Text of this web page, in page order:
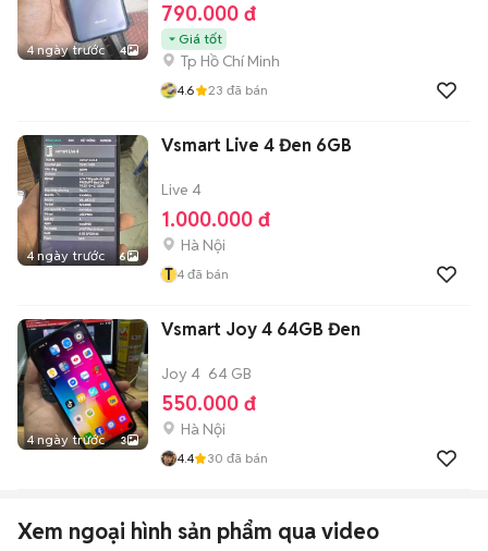
4 ngày trước 4
790.000 đ
Giá tốt
Tp Hồ Chí Minh
4.6 23 đã bán
4 ngày trước 6
Vsmart Live 4 Đen 6GB
Live 4
1.000.000 đ
Hà Nội
T 4 đã bán
4 ngày trước 3
Vsmart Joy 4 64GB Đen
Joy 4 64 GB
550.000 đ
Hà Nội
4.4 30 đã bán
Xem ngoại hình sản phẩm qua video